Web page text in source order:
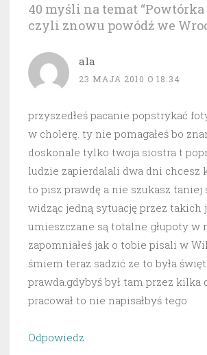
40 myśli na temat “
czyli znowu powódź we
ala
23 MAJA 2010 O 18:34
przyszedłeś pacanie popstrykać
w cholerę. ty nie pomagałeś bo
doskonale tylko twoja siostra t
ludzie zapierdalali dwa dni chcesz
to pisz prawdę a nie szukasz taniej
widząc jedną sytuację przez takich
umieszczane są totalne głupoty w
zapomniałeś jak o tobie pisali w
śmiem teraz sadzić ze to była
prawda.gdybyś był tam przez kilka
pracował to nie napisałbyś tego
Odpowiedz